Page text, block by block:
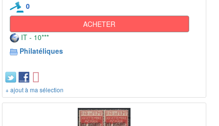
0
ACHETER
IT - 10***
Philatéliques
+ ajout à ma sélection